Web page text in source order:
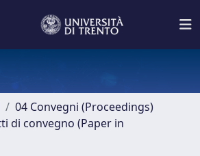
04 Convegni (Proceedings)
di convegno (Paper in